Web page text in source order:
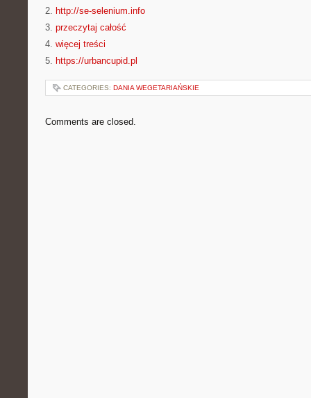
2. http://se-selenium.info
3. przeczytaj całość
4. więcej treści
5. https://urbancupid.pl
CATEGORIES: DANIA WEGETARIAŃSKIE
Comments are closed.